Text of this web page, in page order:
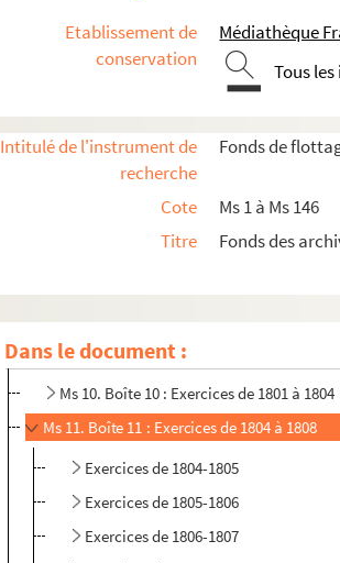
Etablissement de
conservation
Médiathèque
Tous
Intitulé de l'instrument de
recherche
Fonds de
Cote
Ms 1 à Ms 146
Titre
Fonds des
Dans le document :
Exercices
Ms 1. Boîte 1 : Exercices de 1605 à 1769
Ms 2. Boîte 2 : Exercices de 1769 à 1773
Ms 3. Boîte 3 : Exercices de 1773 à 1776
Ms 7. Boîte 7 : Exercices de 1786 à 1792
Ms 8. Boîte 8 : Exercices de 1792 à 1799
Ms 9. Boîte 9 : Exercices de 1799 à 1801
Ms 10. Boîte 10 : Exercices de 1801 à 1804
Ms 11. Boîte 11 : Exercices de 1804 à 1808
Exercices de 1804-1805
Exercices de 1805-1806
Exercices de 1806-1807